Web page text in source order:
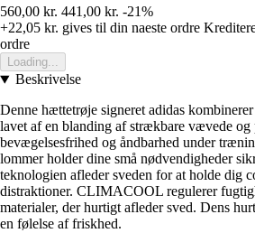
560,00 kr. 441,00 kr. -21%
+22,05 kr. gives til din naeste ordre
ordre
Loading...
Beskrivelse
Denne hættetrøje signeret adidas
lavet af en blanding af strækbare vævede
bevægelsesfrihed og åndbarhed under
lommer holder dine små nødvendigheder
teknologien afleder sveden for at holde dig
distraktioner. CLIMACOOL regulerer
materialer, der hurtigt afleder sved. Dens
en følelse af friskhed.